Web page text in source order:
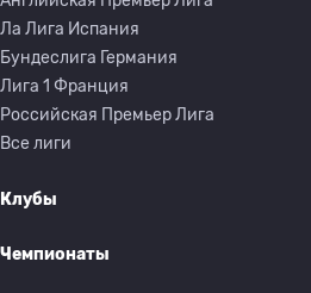
Ла Лига Испания
Бундеслига Германия
Лига 1 Франция
Российская Премьер Лига
Все лиги
Клубы
Чемпионаты